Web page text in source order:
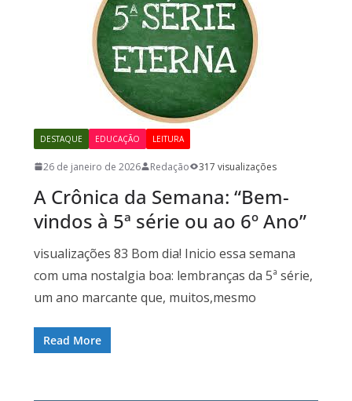
DESTAQUE EDUCAÇÃO LEITURA
26 de janeiro de 2026 Redação 317 visualizações
A Crônica da Semana: “Bem-
vindos à 5ª série ou ao 6º Ano”
visualizações 83 Bom dia! Inicio essa semana
com uma nostalgia boa: lembranças da 5ª série,
um ano marcante que, muitos,mesmo
Read More